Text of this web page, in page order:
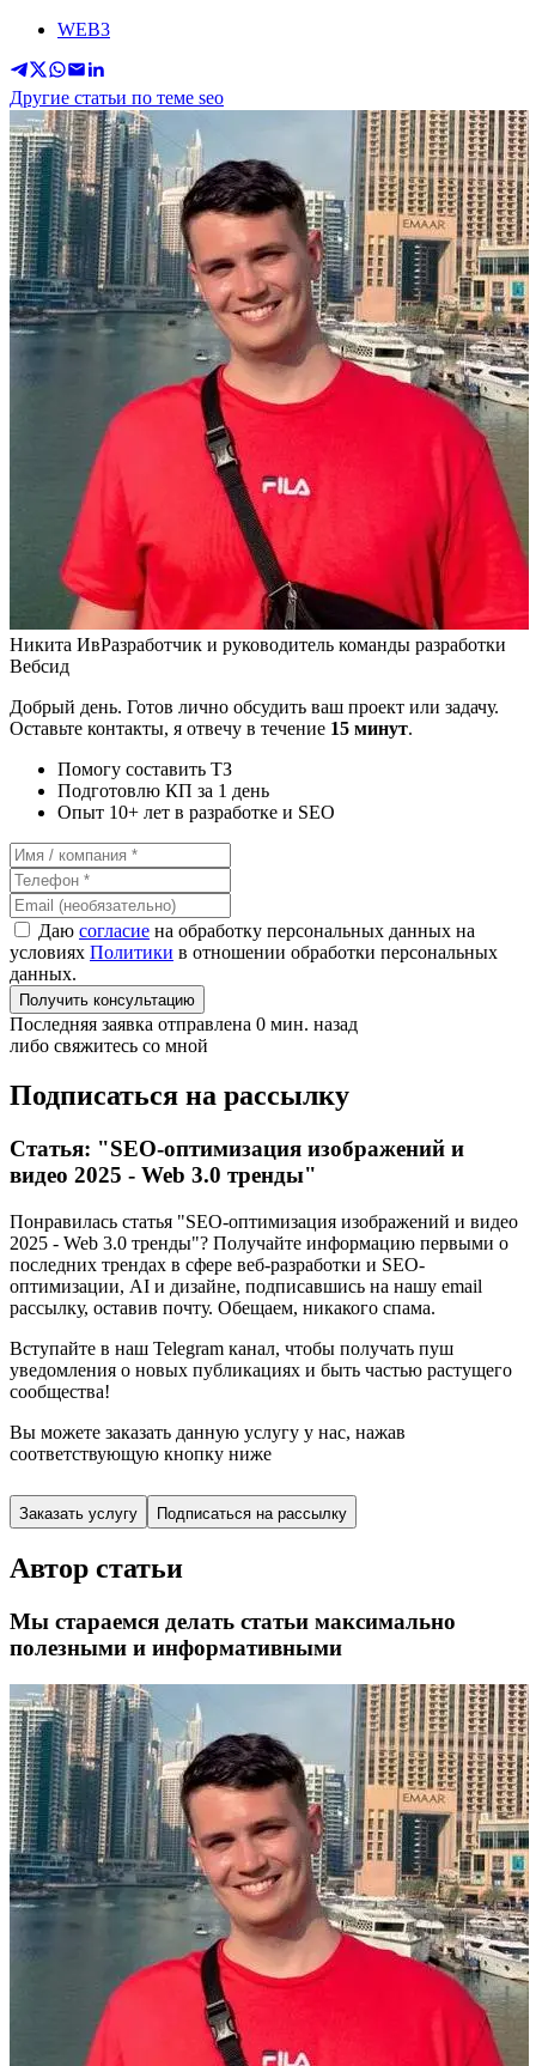
WEB3
Другие статьи по теме seo
Никита ИвРазработчик и руководитель команды разработки
Вебсид
Добрый день. Готов лично обсудить ваш проект или задачу.
Оставьте контакты, я отвечу в течение 15 минут.
Помогу составить ТЗ
Подготовлю КП за 1 день
Опыт 10+ лет в разработке и SEO
Даю согласие на обработку персональных данных на
условиях Политики в отношении обработки персональных
данных.
Получить консультацию
Последняя заявка отправлена 0 мин. назад
либо свяжитесь со мной
Подписаться на рассылку
Статья: "SEO-оптимизация изображений и
видео 2025 - Web 3.0 тренды"
Понравилась статья "SEO-оптимизация изображений и видео
2025 - Web 3.0 тренды"? Получайте информацию первыми о
последних трендах в сфере веб-разработки и SEO-
оптимизации, AI и дизайне, подписавшись на нашу email
рассылку, оставив почту. Обещаем, никакого спама.
Вступайте в наш Telegram канал, чтобы получать пуш
уведомления о новых публикациях и быть частью растущего
сообщества!
Вы можете заказать данную услугу у нас, нажав
соответствующую кнопку ниже
Заказать услугу Подписаться на рассылку
Автор статьи
Мы стараемся делать статьи максимально
полезными и информативными